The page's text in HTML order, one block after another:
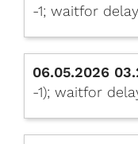
-1; waitfor
06.05.2026
-1); waitfor